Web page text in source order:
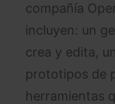
compañía
incluyen: un
crea y edita,
prototipos de
herramientas